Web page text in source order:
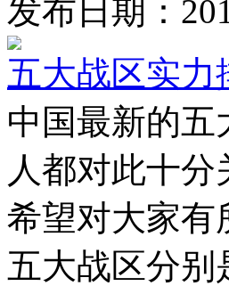
发布日期：
五大战区实力
中国最新的五
人都对此十
希望对大家有
五大战区分别